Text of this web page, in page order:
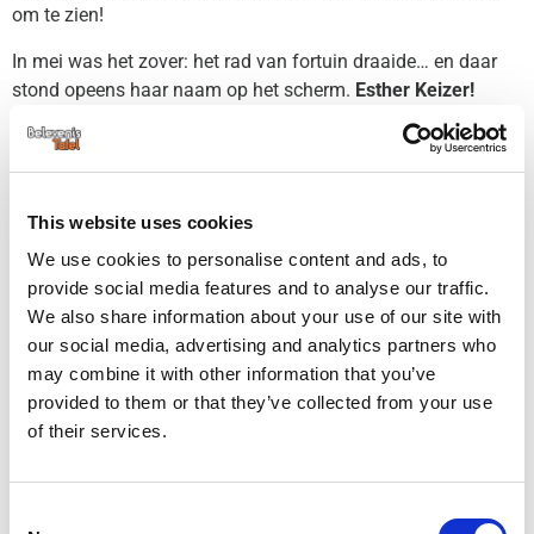
This website uses cookies
We use cookies to personalise content and ads, to
provide social media features and to analyse our traffic.
We also share information about your use of our site with
our social media, advertising and analytics partners who
may combine it with other information that you’ve
provided to them or that they’ve collected from your use
of their services.
om te zien!
In mei was het zover: het rad van fortuin draaide… en daar
stond opeens haar naam op het scherm. Esther Keizer!
Haar reactie? “
Vanmorgen heel vroeg zat ik thuis op de bank
dagbesteding een BelevenisTafel heeft gewonnen!”
Nou Esther, het is écht zo! Op 4 juni komen we de
BelevenisTafel persoonlijk en feestelijk overhandigen. Wij
kunnen niet wachten om de tafel een mooi plekje te zien
krijgen op De Meteoor.
En voor iedereen die heeft meegedaan: dank je wel voor jullie
enthousiasme. Houd je mailbox in de gaten, want… er komt